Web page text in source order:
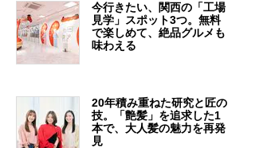
今行きたい、関西の「工場
見学」スポット3つ。無料
で楽しめて、絶品グルメも
味わえる
20年積み重ねた研究と匠の
技。「艶髪」を追求した1
本で、大人髪の魅力を再発
見